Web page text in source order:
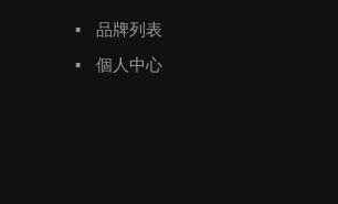
▪
品牌列表
▪
個人中心